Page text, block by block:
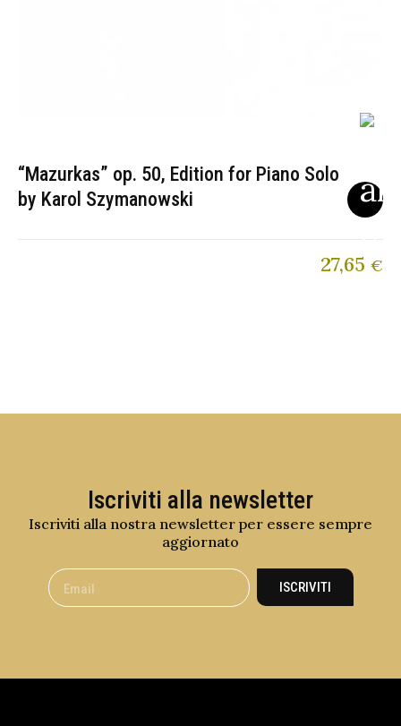
“Mazurkas” op. 50, Edition for Piano Solo
by Karol Szymanowski
27,65 €
Iscriviti alla newsletter
Iscriviti alla nostra newsletter per essere sempre
aggiornato
ISCRIVITI